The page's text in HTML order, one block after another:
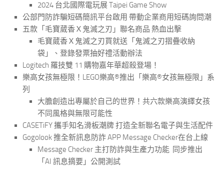
2024 台北國際電玩展 Taipei Game Show
公部門防詐騙短碼簡訊平台啟用 帶動企業商用短碼詢問潮
五款「毛寶葳香Ｘ鬼滅之刃」聯名商品 熱血出擊
毛寶葳香Ｘ鬼滅之刃買就送「鬼滅之刃摺疊收納
袋」、登錄發票抽好禮活動辦法
Logitech 羅技雙 11 購物嘉年華超殺登場！
樂高女孩無極限！LEGO樂高®推出「樂高®女孩無極限」系
列
大膽創造出專屬於自己的世界！共六款樂高演繹女孩
不同風格與無限可能性
CASETiFY 攜手知名滑板潮牌 打造全新聯名電子與生活配件
Gogolook 推全新訊息防詐 APP Message Checker在台上線
Message Checker 主打防詐與生產力功能 同步推出
「AI 訊息摘要」公開測試